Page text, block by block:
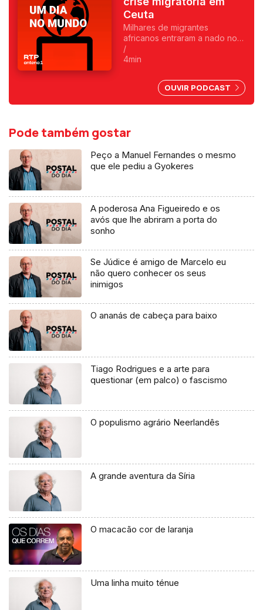
Ceuta
Milhares de migrantes
africanos entraram a nado no
enclave espanhol. Fica
exposta uma chantagem
Ocidental. Uma crónica de
Francisco Sena Santos.
/
4min
OUVIR PODCAST
Pode também gostar
Peço a Manuel Fernandes o mesmo
que ele pediu a Gyokeres
A poderosa Ana Figueiredo e os
avós que lhe abriram a porta do
sonho
Se Júdice é amigo de Marcelo eu
não quero conhecer os seus
inimigos
O ananás de cabeça para baixo
Tiago Rodrigues e a arte para
questionar (em palco) o fascismo
O populismo agrário Neerlandês
A grande aventura da Síria
O macacão cor de laranja
Uma linha muito ténue